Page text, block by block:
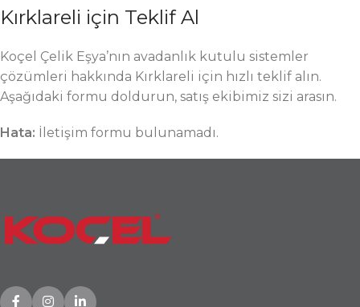
Kırklareli için Teklif Al
Koçel Çelik Eşya’nın avadanlık kutulu sistemler
çözümleri hakkında Kırklareli için hızlı teklif alın.
Aşağıdaki formu doldurun, satış ekibimiz sizi arasın.
Hata: İletişim formu bulunamadı.